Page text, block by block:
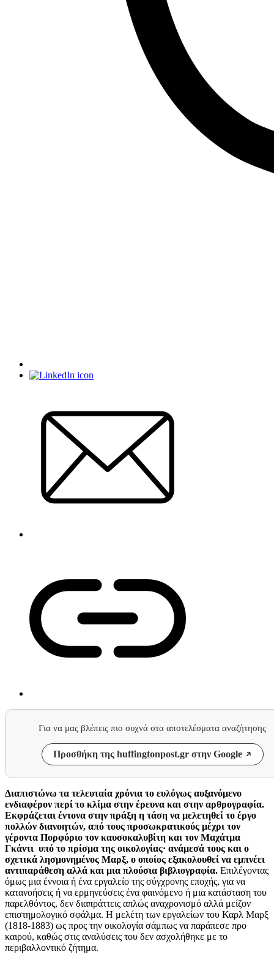
Για να μας βλέπεις πιο συχνά στα αποτελέσματα αναζήτησης
Προσθήκη της huffingtonpost.gr στην Google
Διαπιστώνω τα τελευταία χρόνια το ευλόγως αυξανόμενο
ενδιαφέρον περί το κλίμα στην έρευνα και στην αρθρογραφία.
Εκφράζεται έντονα στην πράξη η τάση να μελετηθεί το έργο
πολλών διανοητών, από τους προσωκρατικούς μέχρι τον
γέροντα Πορφύριο τον καυσοκαλυβίτη και τον Μαχάτμα
Γκάντι υπό το πρίσμα της οικολογίας· ανάμεσά τους και ο
σχετικά λησμονημένος Μαρξ, ο οποίος εξακολουθεί να εμπνέει
αντιπαράθεση αλλά και μια πλούσια βιβλιογραφία. Επιλέγοντας
όμως μια έννοια ή ένα εργαλείο της σύγχρονης εποχής, για να
κατανοήσεις ή να ερμηνεύσεις ένα φαινόμενο ή μια κατάσταση του
παρελθόντος, δεν διαπράττεις απλώς αναχρονισμό αλλά μείζον
επιστημολογικό σφάλμα. Η μελέτη των εργαλείων του Καρλ Μαρξ
(1818-1883) ως προς την οικολογία σάμπως να παράπεσε προ
καιρού, καθώς στις αναλύσεις του δεν ασχολήθηκε με το
περιβαλλοντικό ζήτημα.